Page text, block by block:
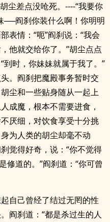
尘差点没呛死。----“我要你
──阎刹你装什么啊！你明明
表情：“呃”阎刹说：“我会
他就交给你了。”胡尘点点
时，你妹妹就属于我了。”
。阎刹把魔殿事务暂时交
尘和一些贴身随从一起上
成魔，根本不需要进食，
厌细，对饮食享受十分挑
为人类的胡尘却毫不动
觉得好奇，说：“你不觉得
修道的。”阎刹道：“你可曾
自己曾经了结过无罔的性
阎刹道：“都是杀过生的人